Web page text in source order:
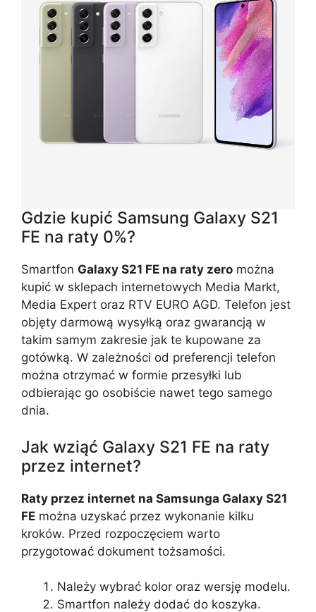
Gdzie kupić Samsung Galaxy S21
FE na raty 0%?
Smartfon Galaxy S21 FE na raty zero można
kupić w sklepach internetowych Media Markt,
Media Expert oraz RTV EURO AGD. Telefon jest
objęty darmową wysyłką oraz gwarancją w
takim samym zakresie jak te kupowane za
gotówką. W zależności od preferencji telefon
można otrzymać w formie przesyłki lub
odbierając go osobiście nawet tego samego
dnia.
Jak wziąć Galaxy S21 FE na raty
przez internet?
Raty przez internet na Samsunga Galaxy S21
FE można uzyskać przez wykonanie kilku
kroków. Przed rozpoczęciem warto
przygotować dokument tożsamości.
Należy wybrać kolor oraz wersję modelu.
Smartfon należy dodać do koszyka.